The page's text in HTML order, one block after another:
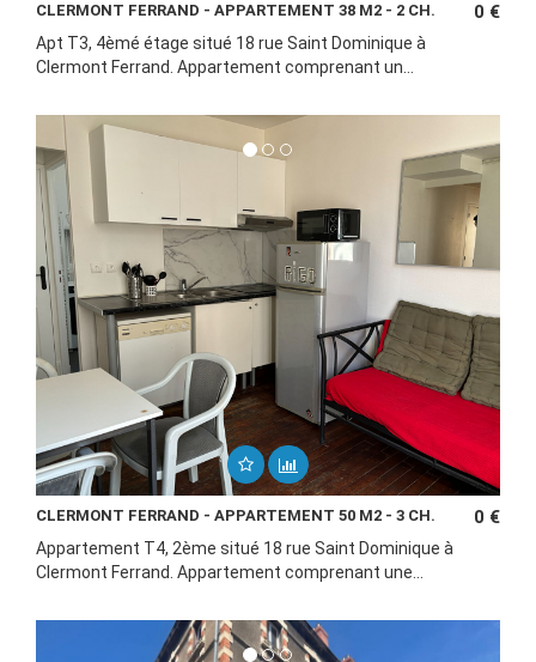
CLERMONT FERRAND - APPARTEMENT 38 M2 - 2 CH. 0 €
Apt T3, 4èmé étage situé 18 rue Saint Dominique à
Clermont Ferrand. Appartement comprenant un...
CLERMONT FERRAND - APPARTEMENT 50 M2 - 3 CH. 0 €
Appartement T4, 2ème situé 18 rue Saint Dominique à
Clermont Ferrand. Appartement comprenant une...